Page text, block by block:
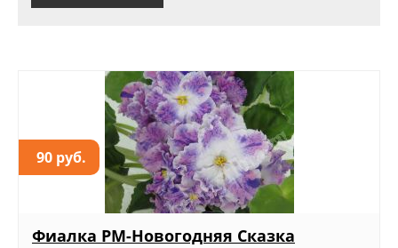
90 руб.
Фиалка РМ-Новогодняя Сказка